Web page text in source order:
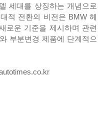
세대를 상징하는 개념으로
적 전환의 비전은 BMW 헤
로운 기준을 제시하며 관련
부분변경 제품에 단계적으